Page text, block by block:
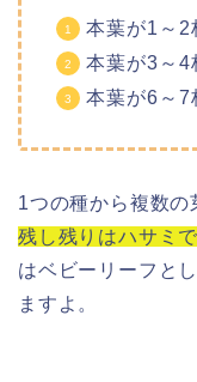
本葉が1～2
本葉が3～4
本葉が6～7
1つの種から複数
残し残りはハサミ
はベビーリーフと
ますよ。